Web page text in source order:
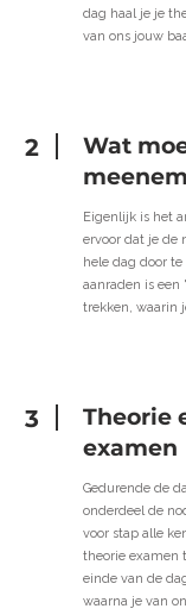
dag haal je je
van ons jouw
2
Wat
Eigenlijk is het
ervoor dat je de
hele dag door
aanraden is een
trekken, waarin
3
Theorie
examen
Gedurende de
onderdeel de
voor stap alle
theorie examen
einde van de
waarna je van